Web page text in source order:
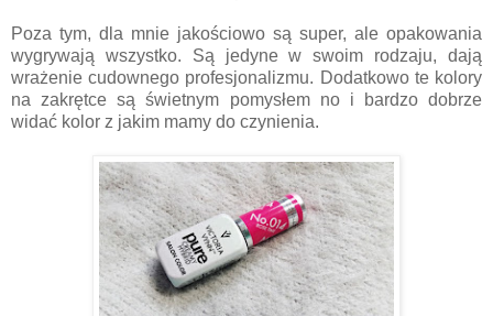
Poza tym, dla mnie jakościowo są super, ale opakowania
wygrywają wszystko. Są jedyne w swoim rodzaju, dają
wrażenie cudownego profesjonalizmu. Dodatkowo te kolory
na zakrętce są świetnym pomysłem no i bardzo dobrze
widać kolor z jakim mamy do czynienia.